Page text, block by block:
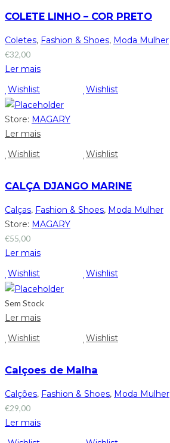
COLETE LINHO – COR PRETO
Coletes, Fashion & Shoes, Moda Mulher
€32,00
Ler mais
Wishlist
Wishlist
Store: MAGARY
Ler mais
Wishlist
Wishlist
CALÇA DJANGO MARINE
Calças, Fashion & Shoes, Moda Mulher
Store: MAGARY
€55,00
Ler mais
Wishlist
Wishlist
Sem Stock
Ler mais
Wishlist
Wishlist
Calçoes de Malha
Calções, Fashion & Shoes, Moda Mulher
€29,00
Ler mais